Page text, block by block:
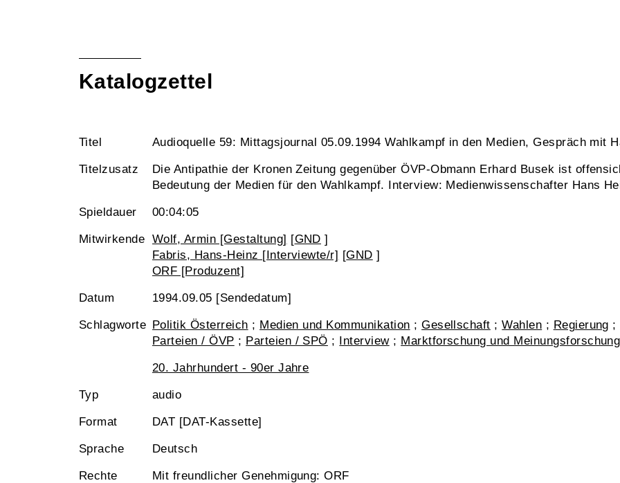
Katalogzettel
Titel Audioquelle 59: Mittagsjournal 05.09.1994 Wahlkampf in den Medien, Gespräch mit
Titelzusatz
Die Antipathie der Kronen Zeitung gegenüber ÖVP-Obmann Erhard Busek ist
Bedeutung der Medien für den Wahlkampf. Interview: Medienwissenschafter Hans
Spieldauer 00:04:05
Mitwirkende Wolf, Armin [Gestaltung] [GND ]
Fabris, Hans-Heinz [Interviewte/r] [GND ]
ORF [Produzent]
Datum 1994.09.05 [Sendedatum]
Schlagworte Politik Österreich ; Medien und Kommunikation ;Gesellschaft ;Wahlen ; Regierung ;
Parteien / ÖVP ; Parteien / SPÖ ; Interview; Marktforschung und Meinungsforschung
20. Jahrhundert - 90er Jahre
Typ audio
Format DAT [DAT-Kassette]
Sprache Deutsch
Rechte Mit freundlicher Genehmigung: ORF